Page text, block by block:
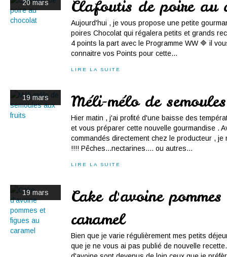
20 mars Clafoutis de poire au
Aujourd'hui , je vous propose une petite
poires Chocolat qui régalera petits et grands
4 points la part avec le Programme WW 🔷 il
connaitre vos Points pour cette...
LIRE LA SUITE
19 mars Méli-mélo de
Hier matin , j'ai profité d'une baisse des
et vous préparer cette nouvelle gourmandise .
commandés directement chez le producteur ,
!!!! Pêches...nectarines.... ou autres...
LIRE LA SUITE
19 mars
Cake d'avoine
caramel
Bien que je varie régulièrement mes petits
que je ne vous ai pas publié de nouvelle